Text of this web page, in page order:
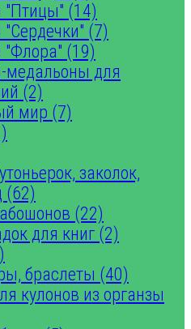
"Птицы" (14)
"Сердечки" (7)
"Флора" (19)
медальоны для
(2)
мир (7)
заколок,
(62)
(22)
для книг (2)
браслеты (40)
кулонов из органзы